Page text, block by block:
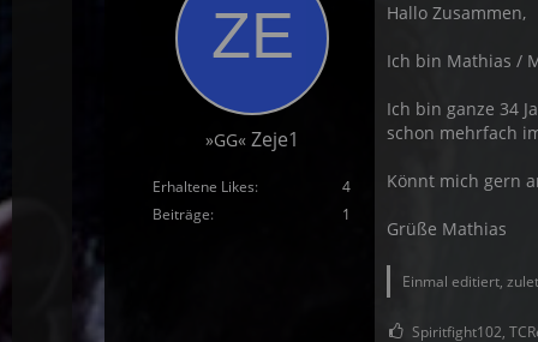
»GG« Zeje1
Erhaltene Likes
4
Beiträge
1
Hallo Zusammen,
Ich bin Mathias /
Ich bin ganze 34
schon mehrfach
Könnt mich gern
Grüße Mathias
Einmal editiert,
Spiritfight102,